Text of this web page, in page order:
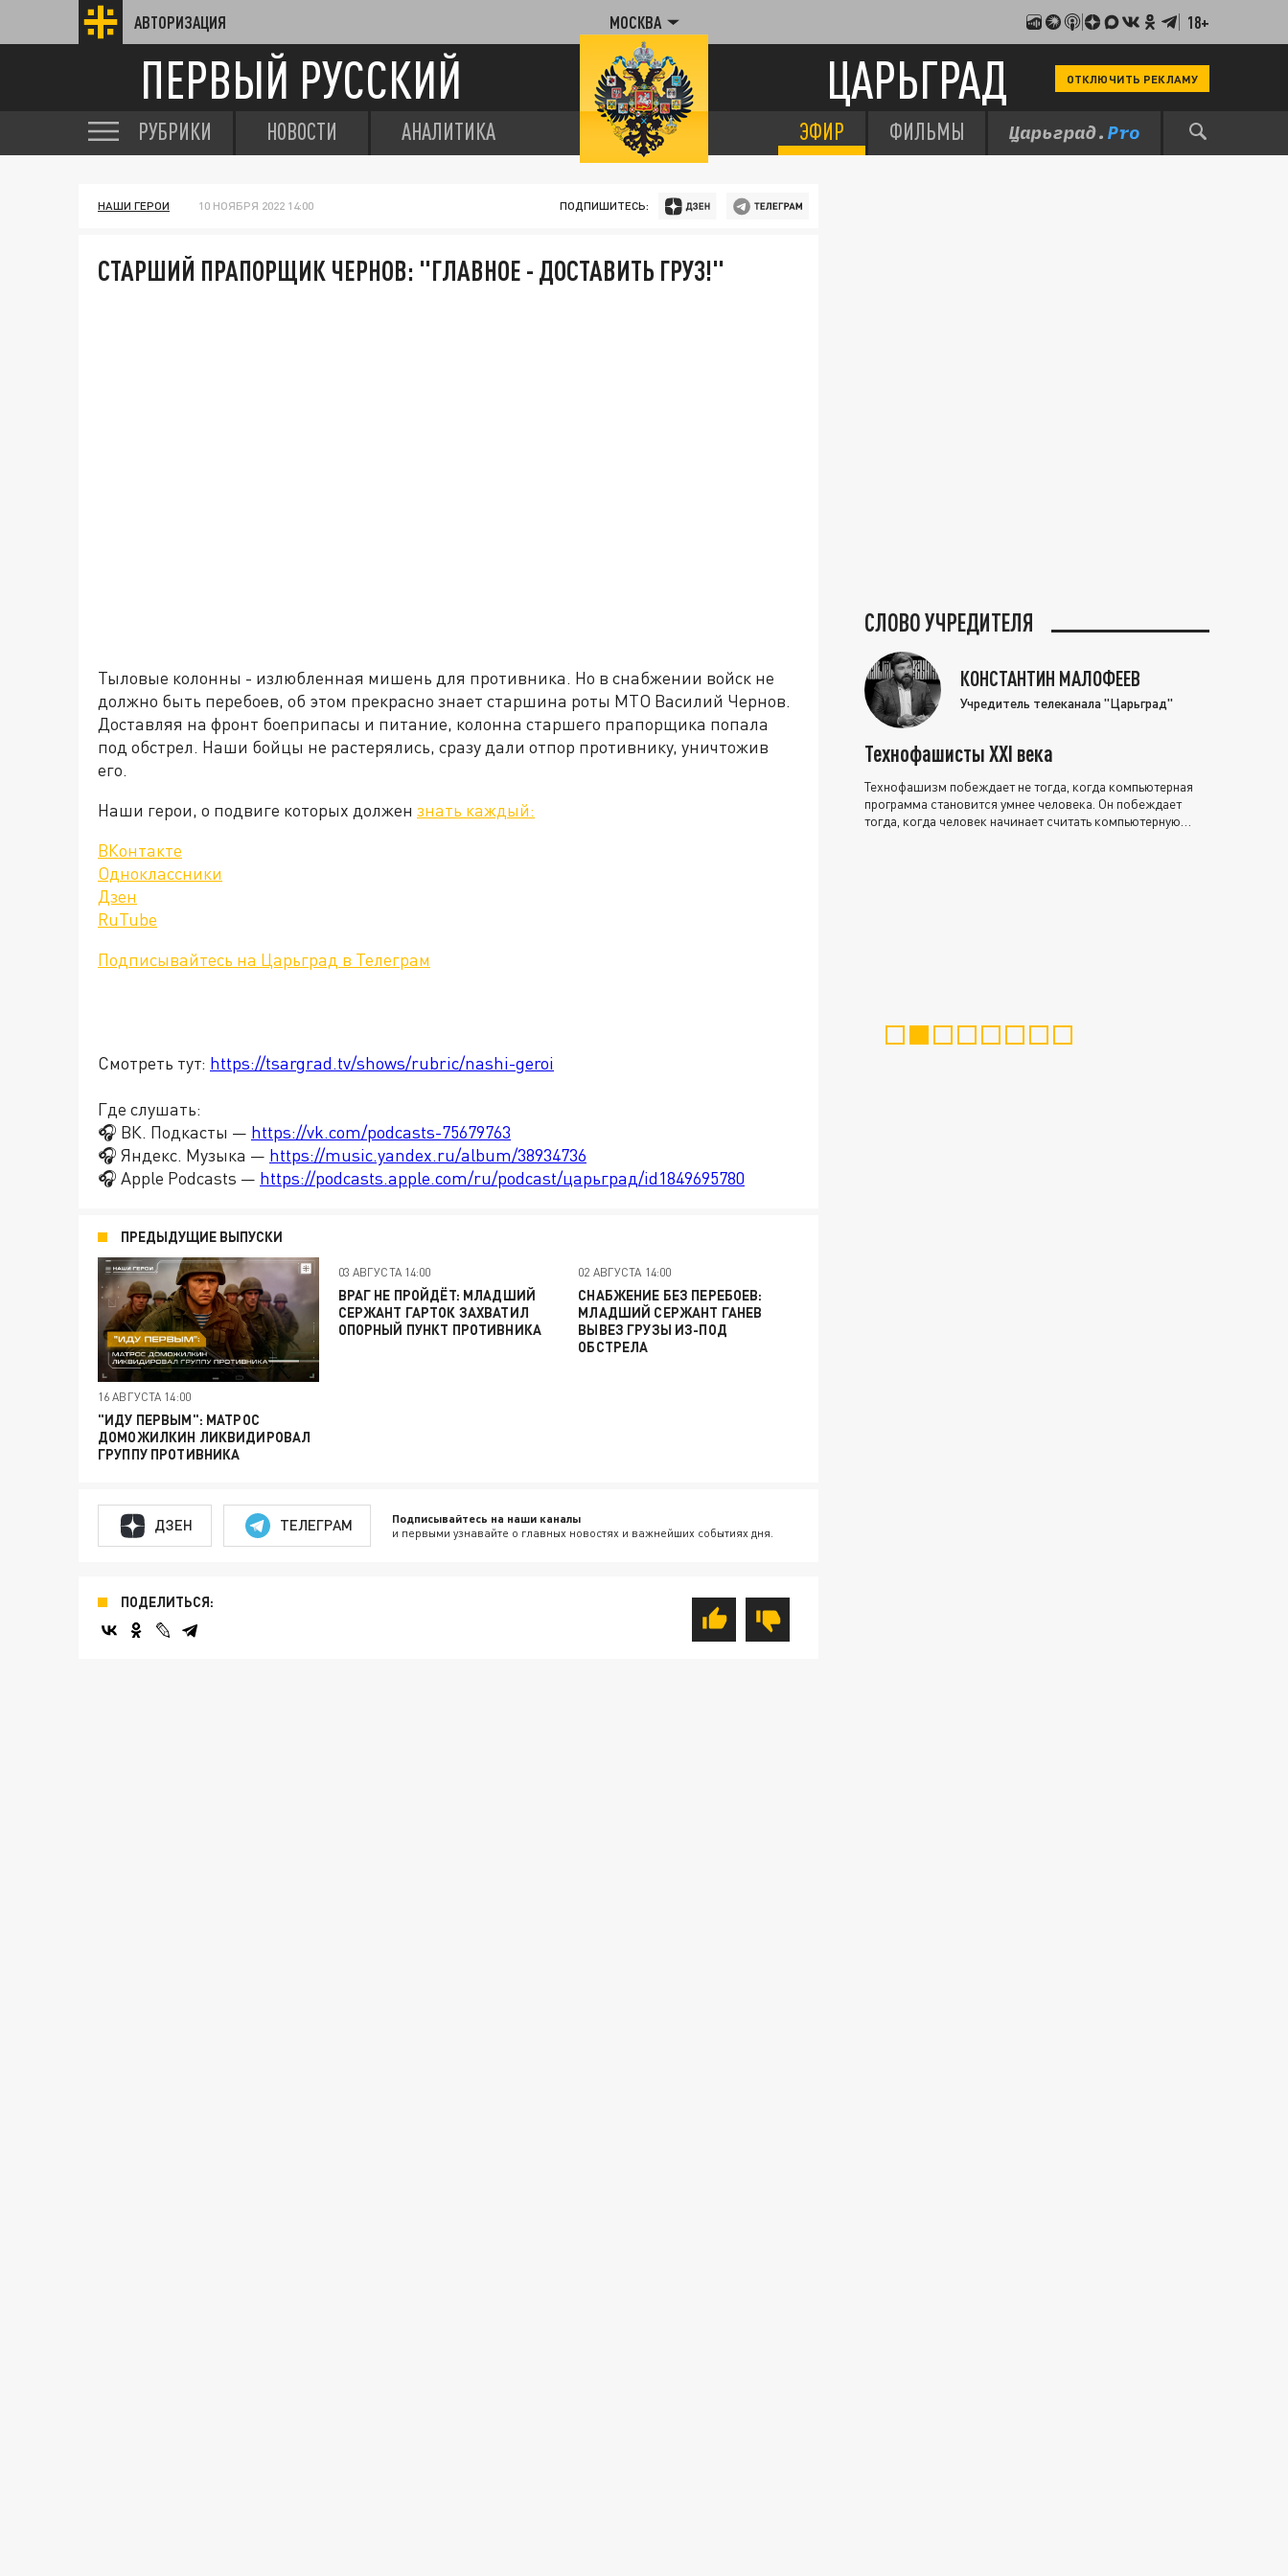
АВТОРИЗАЦИЯ МОСКВА 18+
ПЕРВЫЙ РУССКИЙ ЦАРЬГРАД ОТКЛЮЧИТЬ РЕКЛАМУ
РУБРИКИ НОВОСТИ АНАЛИТИКА ЭФИР ФИЛЬМЫ
НАШИ ГЕРОИ 10 НОЯБРЯ 2022 14:00 ПОДПИШИТЕСЬ:
СТАРШИЙ ПРАПОРЩИК ЧЕРНОВ: "ГЛАВНОЕ - ДОСТАВИТЬ ГРУЗ!"
Тыловые колонны - излюбленная мишень для противника. Но в снабжении войск не
должно быть перебоев, об этом прекрасно знает старшина роты МТО Василий Чернов.
Доставляя на фронт боеприпасы и питание, колонна старшего прапорщика попала
под обстрел. Наши бойцы не растерялись, сразу дали отпор противнику, уничтожив
его.
Наши герои, о подвиге которых должен знать каждый:
ВКонтакте
Одноклассники
Дзен
RuTube
Подписывайтесь на Царьград в Телеграм
Смотреть тут: https://tsargrad.tv/shows/rubric/nashi-geroi
Где слушать:
🎧 ВК. Подкасты — https://vk.com/podcasts-75679763
🎧 Яндекс. Музыка — https://music.yandex.ru/album/38934736
🎧 Apple Podcasts — https://podcasts.apple.com/ru/podcast/царьград/id1849695780
ПРЕДЫДУЩИЕ ВЫПУСКИ
16 АВГУСТА 14:00
"ИДУ ПЕРВЫМ": МАТРОС
ДОМОЖИЛКИН ЛИКВИДИРОВАЛ
ГРУППУ ПРОТИВНИКА
03 АВГУСТА 14:00
ВРАГ НЕ ПРОЙДЁТ: МЛАДШИЙ
СЕРЖАНТ ГАРТОК ЗАХВАТИЛ
ОПОРНЫЙ ПУНКТ ПРОТИВНИКА
02 АВГУСТА 14:00
СНАБЖЕНИЕ БЕЗ ПЕРЕБОЕВ:
МЛАДШИЙ СЕРЖАНТ ГАНЕВ
ВЫВЕЗ ГРУЗЫ ИЗ-ПОД
ОБСТРЕЛА
ДЗЕН ТЕЛЕГРАМ Подписывайтесь на наши каналы
и первыми узнавайте о главных новостях и важнейших событиях дня.
ПОДЕЛИТЬСЯ:
СЛОВО УЧРЕДИТЕЛЯ
КОНСТАНТИН МАЛОФЕЕВ
Учредитель телеканала "Царьград"
Технофашисты XXI века
Технофашизм побеждает не тогда, когда компьютерная
программа становится умнее человека. Он побеждает
тогда, когда человек начинает считать компьютерную